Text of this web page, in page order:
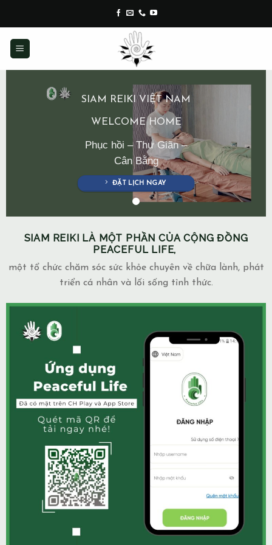
content
SIAM REIKI VIỆT NAM
WELCOME HOME
Phục hồi – Thư Giãn –
Cân Bằng
ĐẶT LỊCH NGAY
SIAM REIKI LÀ MỘT PHẦN CỦA CỘNG ĐỒNG
PEACEFUL LIFE,
một tổ chức chăm sóc sức khỏe chuyên về chữa lành, phát
triển cá nhân và lối sống tỉnh thức.